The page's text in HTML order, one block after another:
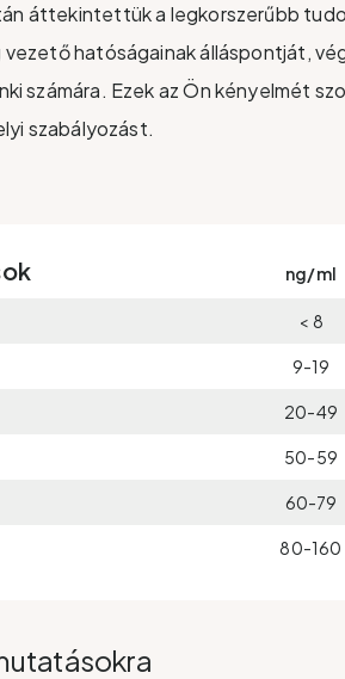
áttekintettük a legkorszerűbb
hatóságainak álláspontját,
számára. Ezek az Ön kényelmét
szabályozást.
ng/ml
< 8
9-19
20-49
50-59
60-79
80-160